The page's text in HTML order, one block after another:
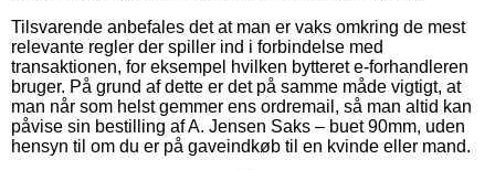
Tilsvarende anbefales det at man er vaks omkring de mest
relevante regler der spiller ind i forbindelse med
transaktionen, for eksempel hvilken bytteret e-forhandleren
bruger. På grund af dette er det på samme måde vigtigt, at
man når som helst gemmer ens ordremail, så man altid kan
påvise sin bestilling af A. Jensen Saks – buet 90mm, uden
hensyn til om du er på gaveindkøb til en kvinde eller mand.